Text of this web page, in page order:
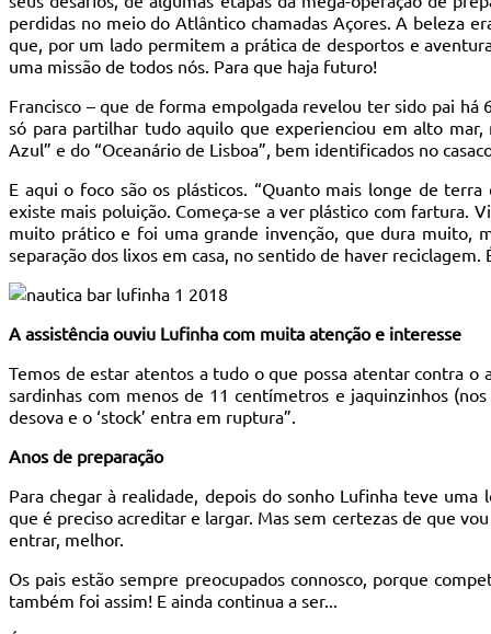
perdidas no meio do Atlântico chamadas Açores. A beleza
que, por um lado permitem a prática de desportos e
uma missão de todos nós. Para que haja futuro!
Francisco – que de forma empolgada revelou ter sido pai
só para partilhar tudo aquilo que experienciou em alto mar,
Azul” e do “Oceanário de Lisboa”, bem identificados no
E aqui o foco são os plásticos. “Quanto mais longe de
existe mais poluição. Começa-se a ver plástico com fartura.
muito prático e foi uma grande invenção, que dura muito,
separação dos lixos em casa, no sentido de haver
A assistência ouviu Lufinha com muita atenção e interesse
Temos de estar atentos a tudo o que possa atentar contra
sardinhas com menos de 11 centímetros e jaquinzinhos
desova e o ‘stock’ entra em ruptura”.
Anos de preparação
Para chegar à realidade, depois do sonho Lufinha teve
que é preciso acreditar e largar. Mas sem certezas de que
entrar, melhor.
Os pais estão sempre preocupados connosco, porque
também foi assim! E ainda continua a ser...